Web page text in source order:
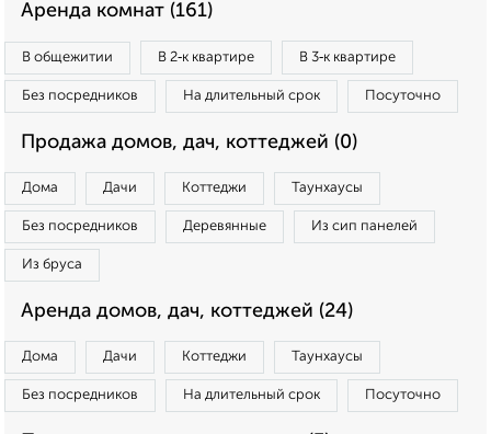
Аренда комнат (161)
В общежитии В 2‑к квартире В 3‑к квартире
Без посредников На длительный срок Посуточно
Продажа домов, дач, коттеджей (0)
Дома Дачи Коттеджи Таунхаусы
Без посредников Деревянные Из сип панелей
Из бруса
Аренда домов, дач, коттеджей (24)
Дома Дачи Коттеджи Таунхаусы
Без посредников На длительный срок Посуточно